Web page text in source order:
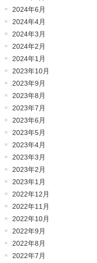
2024年6月
2024年4月
2024年3月
2024年2月
2024年1月
2023年10月
2023年9月
2023年8月
2023年7月
2023年6月
2023年5月
2023年4月
2023年3月
2023年2月
2023年1月
2022年12月
2022年11月
2022年10月
2022年9月
2022年8月
2022年7月